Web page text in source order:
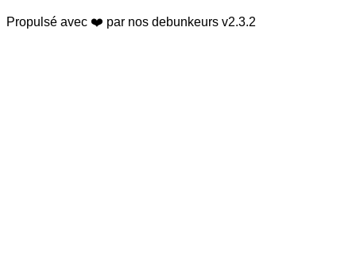
Propulsé avec ❤️ par nos debunkeurs v2.3.2